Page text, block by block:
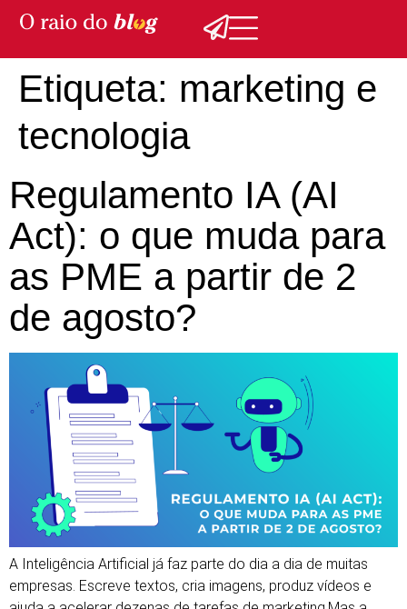
Etiqueta: marketing e
tecnologia
Regulamento IA (AI
Act): o que muda para
as PME a partir de 2
de agosto?
A Inteligência Artificial já faz parte do dia a dia de muitas
empresas. Escreve textos, cria imagens, produz vídeos e